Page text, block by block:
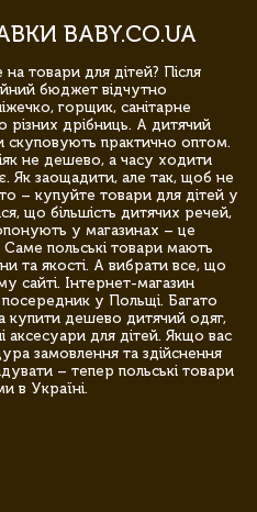
BABY.CO.UA
товари для дітей? Після
бюджет відчутно
горщик, санітарне
різних дрібниць. А дитячий
скуповують практично оптом.
не дешево, а часу ходити
Як заощадити, але так, щоб не
– купуйте товари для дітей у
що більшість дитячих речей,
у магазинах – це
польські товари мають
та якості. А вибрати все, що
сайті. Інтернет-магазин
у Польщі. Багато
дешево дитячий одяг,
аксесуари для дітей. Якщо вас
замовлення та здійснення
– тепер польські товари
в Україні.